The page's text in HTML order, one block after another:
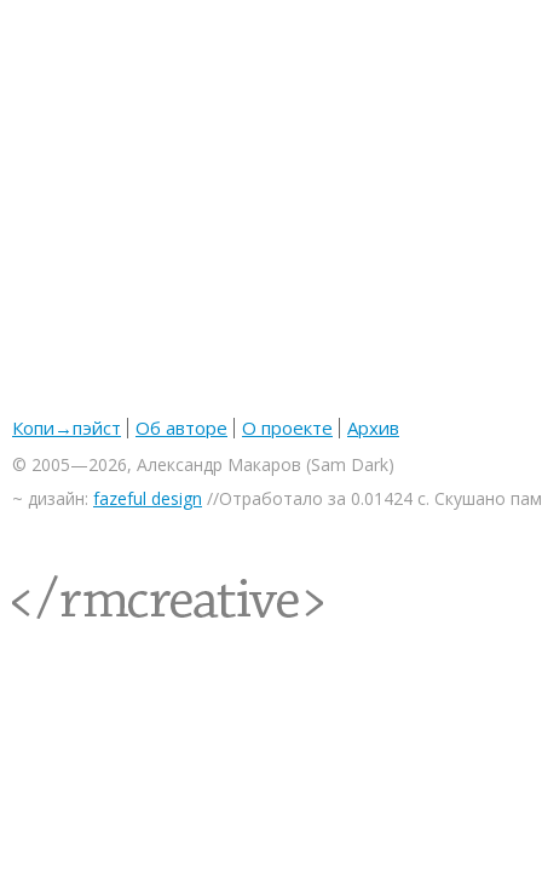
Копи→пэйст Об авторе О проекте Архив
© 2005—2026, Александр Макаров (Sam Dark)
~ дизайн: fazeful design //Отработало за 0.01424 с. Скушано
<rmcreative/>